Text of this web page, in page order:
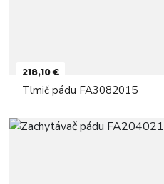
218,10 €
Tlmič pádu FA3082015